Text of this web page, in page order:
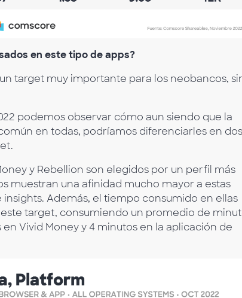
en este tipo de apps?
target muy importante para los neobancos,
podemos observar cómo aun siendo que la
en todas, podríamos diferenciarles en dos
y Rebellion son elegidos por un perfil más
muestran una afinidad mucho mayor a estas
Además, el tiempo consumido en ellas
target, consumiendo un promedio de
Vivid Money y 4 minutos en la aplicación de